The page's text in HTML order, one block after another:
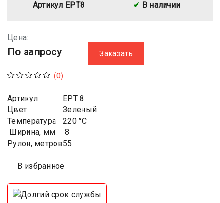
Артикул EPT8 В наличии
Цена:
По запросу Заказать
(0)
Артикул
EPT 8
Цвет
Зеленый
Температура
220 °C
Ширина, мм
8
Рулон, метров55
В избранное